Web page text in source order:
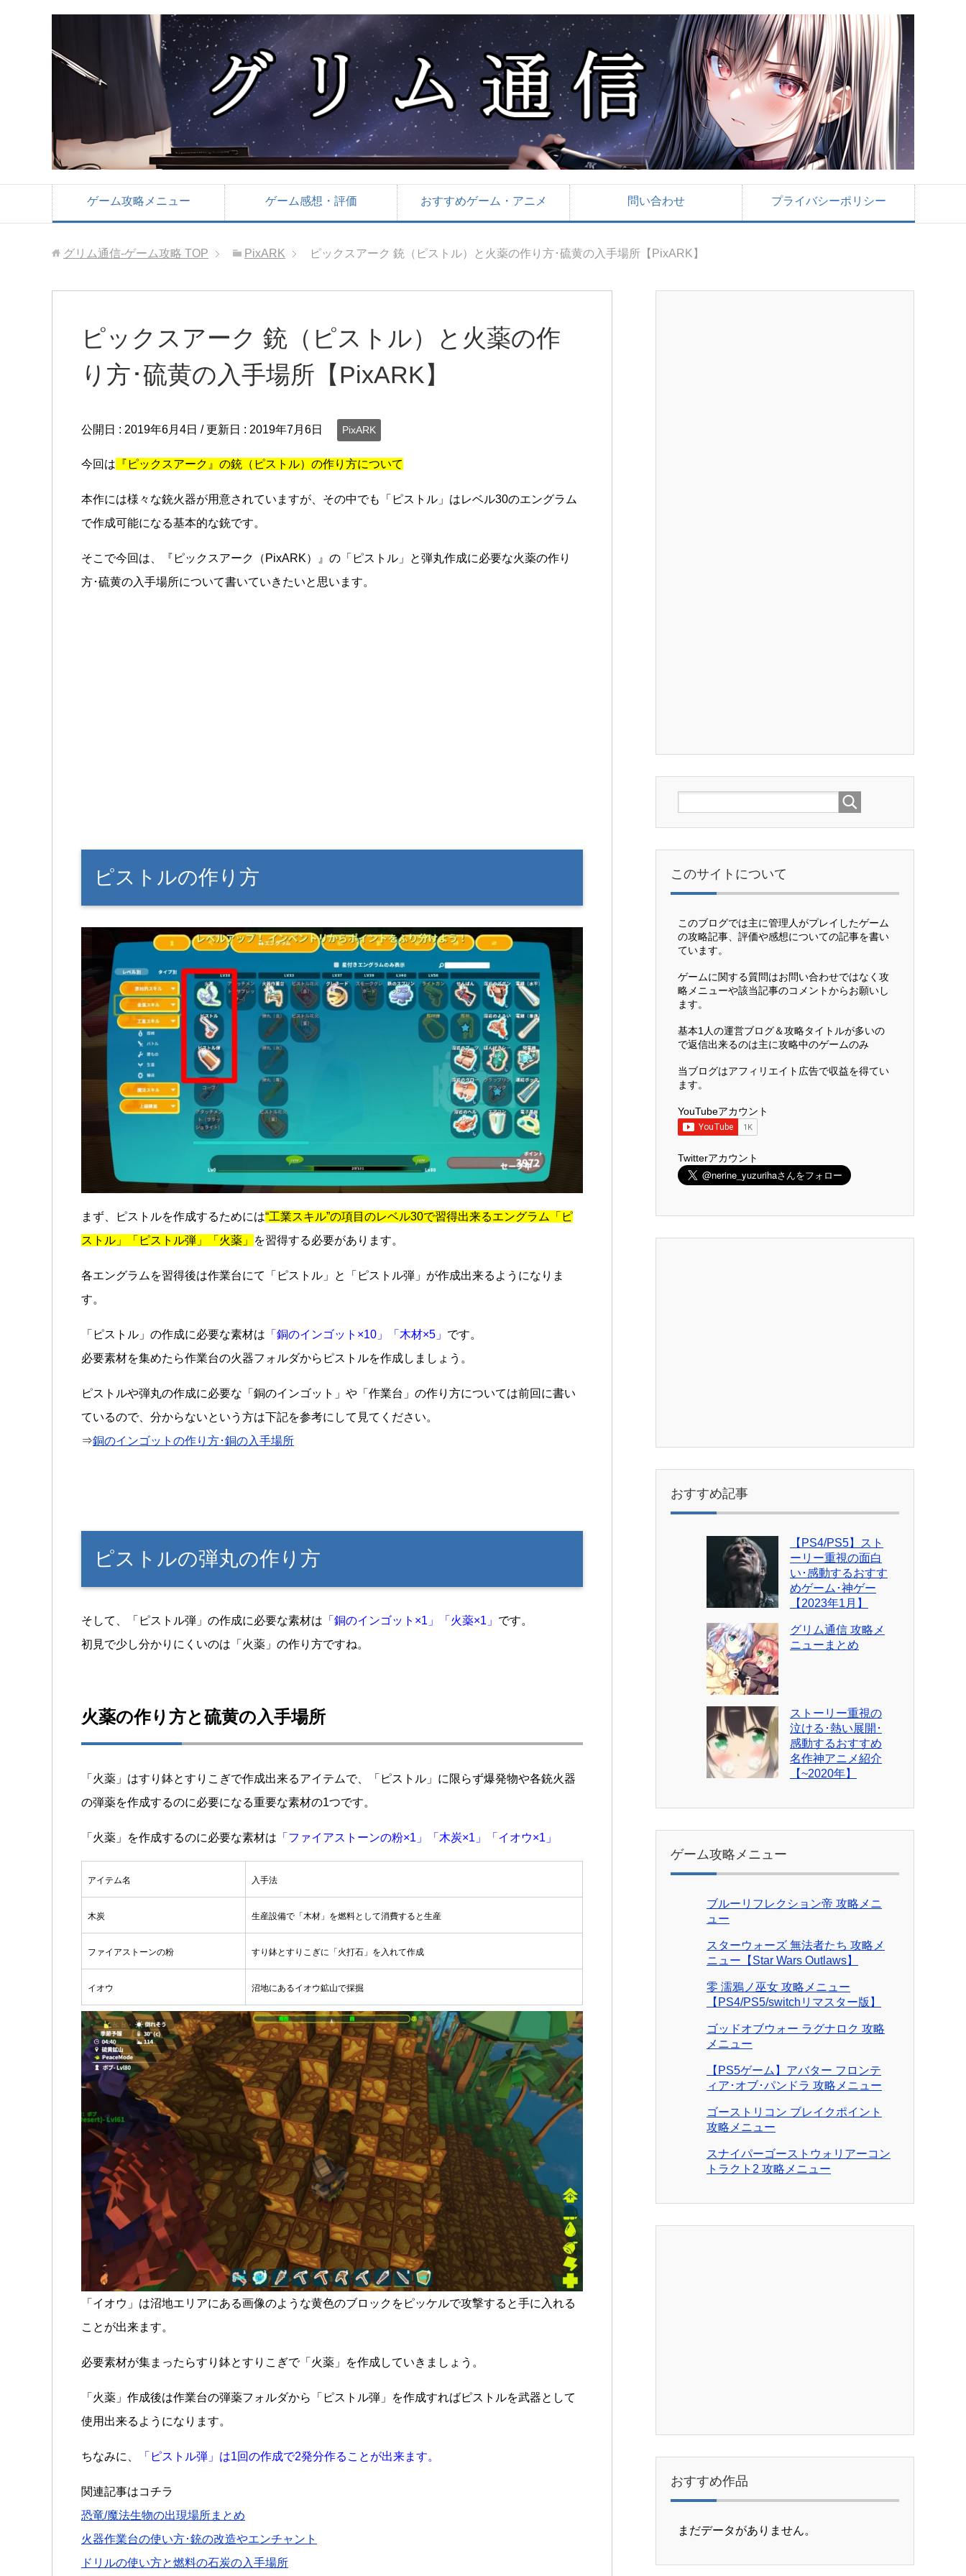
ゲーム攻略メニュー ゲーム感想・評価 おすすめゲーム・アニメ 問い合わせ プライバシーポリシー
グリム通信-ゲーム攻略 TOP PixARK ピックスアーク 銃（ピストル）と火薬の作り方･硫黄の入手場所【PixARK】
ピックスアーク 銃（ピストル）と火薬の作
り方･硫黄の入手場所【PixARK】
公開日 : 2019年6月4日 / 更新日 : 2019年7月6日 PixARK
今回は 『ピックスアーク』の銃（ピストル）の作り方について
本作には様々な銃火器が用意されていますが、その中でも「ピストル」はレベル30のエングラム
で作成可能になる基本的な銃です。
そこで今回は、『ピックスアーク（PixARK）』の「ピストル」と弾丸作成に必要な火薬の作り
方･硫黄の入手場所について書いていきたいと思います。
ピストルの作り方
まず、ピストルを作成するためには“工業スキル”の項目のレベル30で習得出来るエングラム「ピ
ストル」「ピストル弾」「火薬」
を習得する必要があります。
各エングラムを習得後は作業台にて「ピストル」と「ピストル弾」が作成出来るようになりま
す。
「ピストル」の作成に必要な素材は 「銅のインゴット×10」「木材×5」 です。
必要素材を集めたら作業台の火器フォルダからピストルを作成しましょう。
ピストルや弾丸の作成に必要な「銅のインゴット」や「作業台」の作り方については前回に書い
ているので、分からないという方は下記を参考にして見てください。
⇒銅のインゴットの作り方･銅の入手場所
ピストルの弾丸の作り方
そして、「ピストル弾」の作成に必要な素材は 「銅のインゴット×1」「火薬×1」 です。
初見で少し分かりにくいのは「火薬」の作り方ですね。
火薬の作り方と硫黄の入手場所
「火薬」はすり鉢とすりこぎで作成出来るアイテムで、「ピストル」に限らず爆発物や各銃火器
の弾薬を作成するのに必要になる重要な素材の1つです。
「火薬」を作成するのに必要な素材は 「ファイアストーンの粉×1」「木炭×1」「イオウ×1」
アイテム名 入手法
木炭 生産設備で「木材」を燃料として消費すると生産
ファイアストーンの粉 すり鉢とすりこぎに「火打石」を入れて作成
イオウ 沼地にあるイオウ鉱山で採掘
「イオウ」は沼地エリアにある画像のような黄色のブロックをピッケルで攻撃すると手に入れる
ことが出来ます。
必要素材が集まったらすり鉢とすりこぎで「火薬」を作成していきましょう。
「火薬」作成後は作業台の弾薬フォルダから「ピストル弾」を作成すればピストルを武器として
使用出来るようになります。
ちなみに、 「ピストル弾」は1回の作成で2発分作ることが出来ます。
関連記事はコチラ
恐竜/魔法生物の出現場所まとめ
火器作業台の使い方･銃の改造やエンチャント
ドリルの使い方と燃料の石炭の入手場所
このサイトについて
このブログでは主に管理人がプレイしたゲーム
の攻略記事、評価や感想についての記事を書い
ています。
ゲームに関する質問はお問い合わせではなく攻
略メニューや該当記事のコメントからお願いし
ます。
基本1人の運営ブログ＆攻略タイトルが多いの
で返信出来るのは主に攻略中のゲームのみ
当ブログはアフィリエイト広告で収益を得てい
ます。
YouTubeアカウント
Twitterアカウント
おすすめ記事
【PS4/PS5】スト
ーリー重視の面白
い･感動するおすす
めゲーム･神ゲー
【2023年1月】
グリム通信 攻略メ
ニューまとめ
ストーリー重視の
泣ける･熱い展開･
感動するおすすめ
名作神アニメ紹介
【~2020年】
ゲーム攻略メニュー
ブルーリフレクション帝 攻略メニ
ュー
スターウォーズ 無法者たち 攻略メ
ニュー【Star Wars Outlaws】
零 濡鴉ノ巫女 攻略メニュー
【PS4/PS5/switchリマスター版】
ゴッドオブウォー ラグナロク 攻略
メニュー
【PS5ゲーム】アバター フロンテ
ィア･オブ･パンドラ 攻略メニュー
ゴーストリコン ブレイクポイント
攻略メニュー
スナイパーゴーストウォリアーコン
トラクト2 攻略メニュー
おすすめ作品
まだデータがありません。